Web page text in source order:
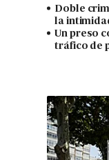
Doble
la
Un preso
tráfico de